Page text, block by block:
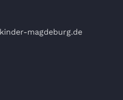
magdeburg.de